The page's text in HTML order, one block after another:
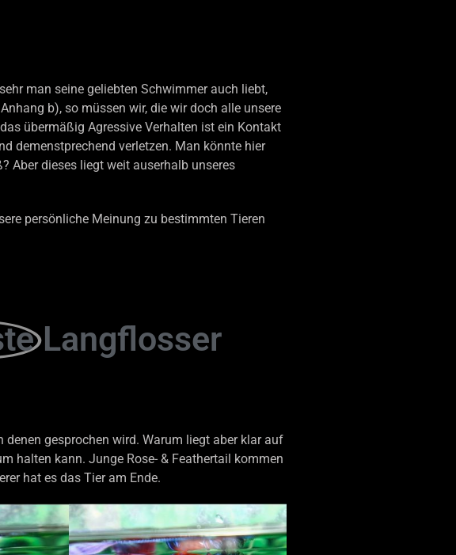
man seine geliebten Schwimmer auch liebt,
b), so müssen wir, die wir doch alle unsere
übermäßig Agressive Verhalten ist ein Kontakt
demenstprechend verletzen. Man könnte hier
Aber dieses liegt weit auserhalb unseres
persönliche Meinung zu bestimmten Tieren
Langflosser
gesprochen wird. Warum liegt aber klar auf
halten kann. Junge Rose- & Feathertail kommen
hat es das Tier am Ende.